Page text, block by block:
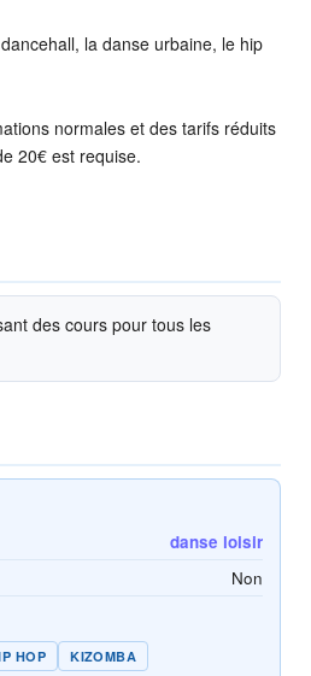
la danse urbaine, le hip
normales et des tarifs réduits
20€ est requise.
des cours pour tous les
danse loisir
Non
HOP
KIZOMBA